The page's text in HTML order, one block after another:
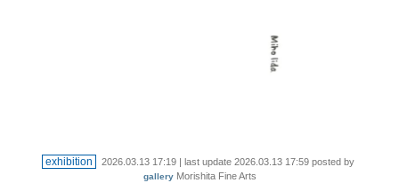
exhibition 2026.03.13 17:19 | last update 2026.03.13 17:59 posted by
gallery Morishita Fine Arts